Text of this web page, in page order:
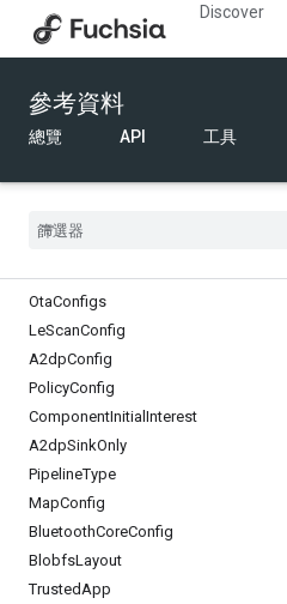
Discover
參考資料
總覽 API 工具
ProductConfig
RfcommEnabledConfig
AudioCoreConfig
StarnixContainerConfig
StarnixFileOverride
Memory
OtaConfigs
LeScanConfig
A2dpConfig
PolicyConfig
ComponentInitial Interest
A2dpSinkOnly
PipelineType
MapConfig
BluetoothCoreConfig
BlobfsLayout
TrustedApp